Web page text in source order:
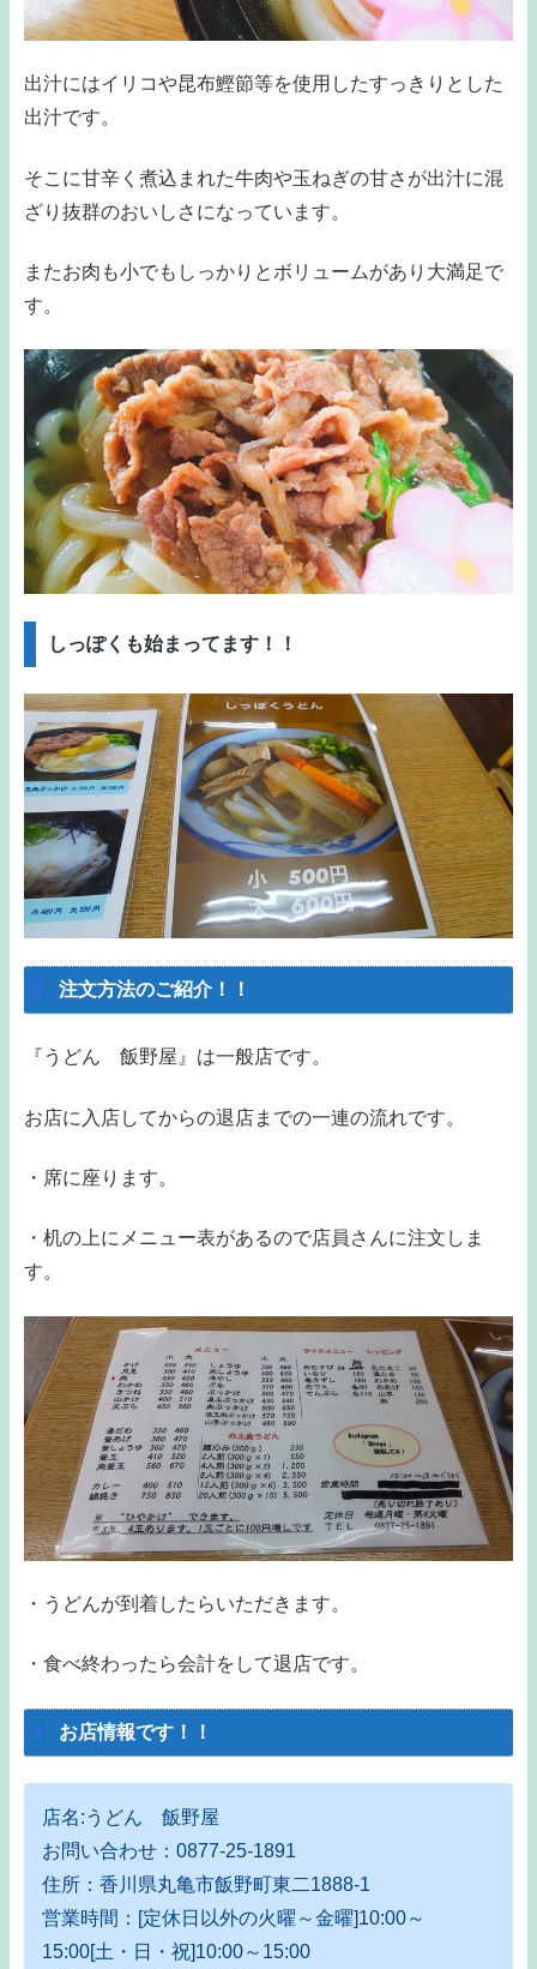
出汁にはイリコや昆布鰹節等を使用したすっきりとした
出汁です。
そこに甘辛く煮込まれた牛肉や玉ねぎの甘さが出汁に混
ざり抜群のおいしさになっています。
またお肉も小でもしっかりとボリュームがあり大満足で
す。
しっぽくも始まってます！！
注文方法のご紹介！！
『うどん 飯野屋』は一般店です。
お店に入店してからの退店までの一連の流れです。
・席に座ります。
・机の上にメニュー表があるので店員さんに注文しま
す。
・うどんが到着したらいただきます。
・食べ終わったら会計をして退店です。
お店情報です！！
店名:うどん 飯野屋
お問い合わせ：0877-25-1891
住所：香川県丸亀市飯野町東二1888-1
営業時間：[定休日以外の火曜～金曜]10:00～
15:00[土・日・祝]10:00～15:00